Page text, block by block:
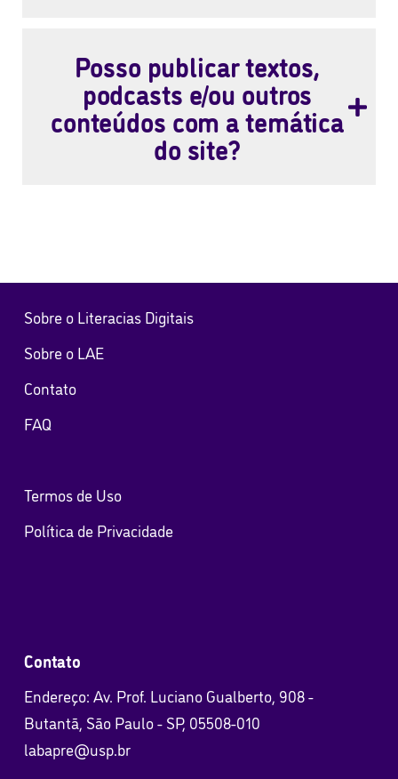
Posso publicar textos,
podcasts e/ou outros
conteúdos com a temática
do site?
Sobre o Literacias Digitais
Sobre o LAE
Contato
FAQ
Termos de Uso
Política de Privacidade
Contato
Endereço: Av. Prof. Luciano Gualberto, 908 -
Butantã, São Paulo - SP, 05508-010
labapre@usp.br